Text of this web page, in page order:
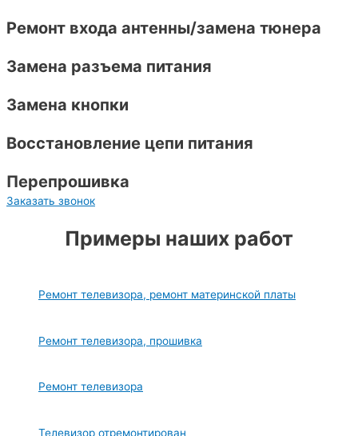
Ремонт входа антенны/замена тюнера
Замена разъема питания
Замена кнопки
Восстановление цепи питания
Перепрошивка
Заказать звонок
Примеры наших работ
Ремонт телевизора, ремонт материнской платы
Ремонт телевизора, прошивка
Ремонт телевизора
Телевизор отремонтирован